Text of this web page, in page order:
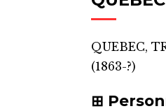
QUEBEC,
(1863-?)